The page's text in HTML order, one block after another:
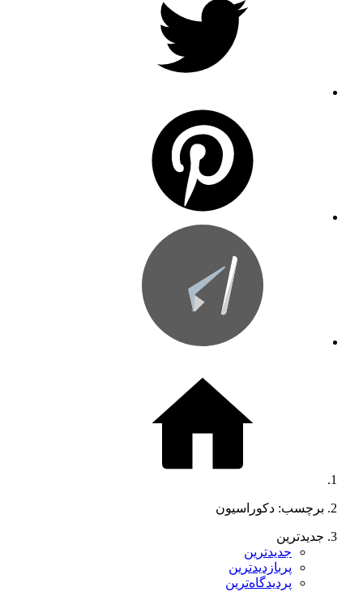
برچسب: دکوراسیون
جدیدترین
جدیدترین
پربازدیدترین
پردیدگاه‌ترین